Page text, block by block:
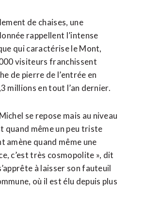
de chaises, une
rappellent l’intense
qui caractérise le Mont,
visiteurs franchissent
de pierre de l’entrée en
millions en tout l’an dernier.
se repose mais au niveau
quand même un peu triste
amène quand même une
c’est très cosmopolite », dit
à laisser son fauteuil
où il est élu depuis plus